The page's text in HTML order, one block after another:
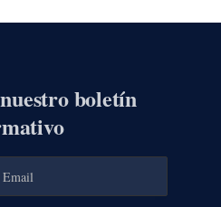
boletín